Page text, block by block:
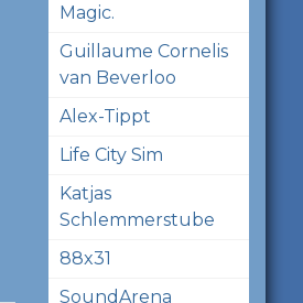
Magic.
Guillaume Cornelis
van Beverloo
Alex-Tippt
Life City Sim
Katjas
Schlemmerstube
88x31
SoundArena